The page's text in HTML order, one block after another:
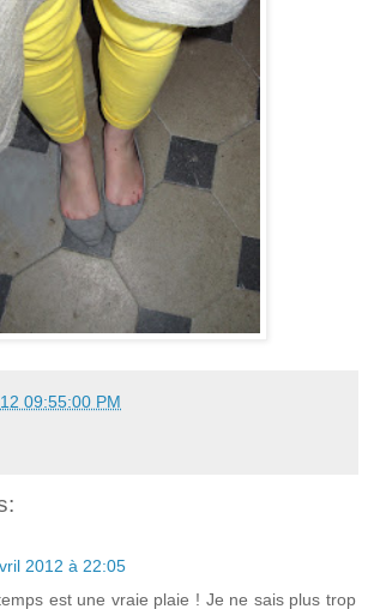
09:55:00 PM
2012 à 22:05
est une vraie plaie ! Je ne sais plus trop